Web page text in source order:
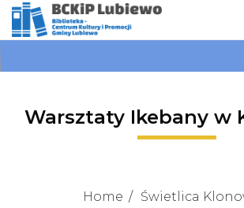
Warsztaty Ikebany w
Home
Świetlica